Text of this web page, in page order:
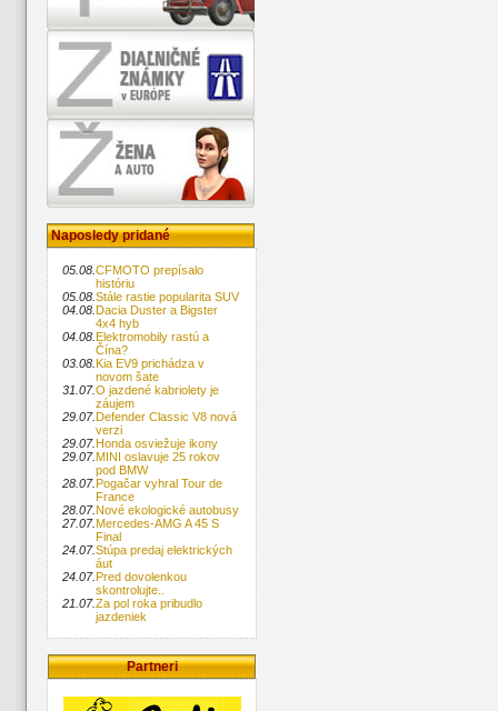
Naposledy pridané
05.08.CFMOTO prepísalo
históriu
05.08.Stále rastie popularita SUV
04.08.Dacia Duster a Bigster
4x4 hyb
04.08.Elektromobily rastú a
Čína?
03.08.Kia EV9 prichádza v
novom šate
31.07.O jazdené kabriolety je
záujem
29.07.Defender Classic V8 nová
verzi
29.07.Honda osviežuje ikony
29.07.MINI oslavuje 25 rokov
pod BMW
28.07.Pogačar vyhral Tour de
France
28.07.Nové ekologické autobusy
27.07.Mercedes-AMG A 45 S
Final
24.07.Stúpa predaj elektrických
áut
24.07.Pred dovolenkou
skontrolujte..
21.07.Za pol roka pribudlo
jazdeniek
Partneri